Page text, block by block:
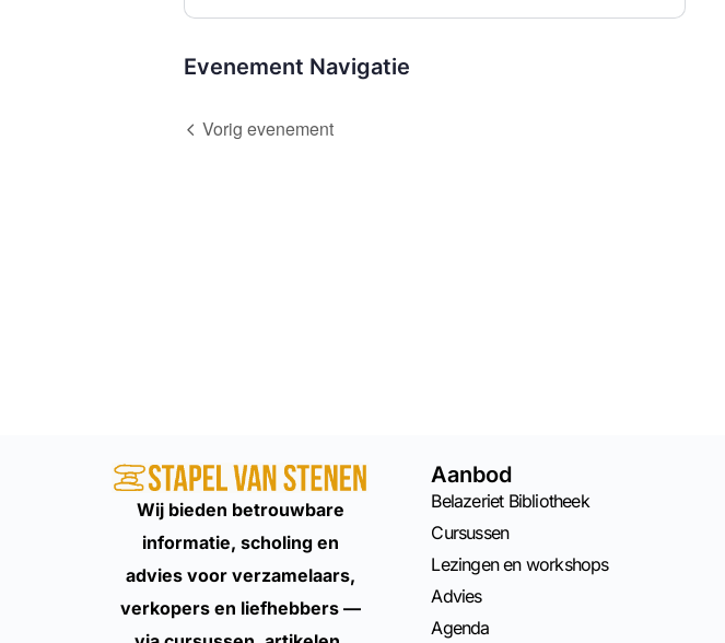
Evenement Navigatie
Vorig evenement
Wij bieden betrouwbare
informatie, scholing en
advies voor verzamelaars,
verkopers en liefhebbers —
Aanbod
Belazeriet Bibliotheek
Cursussen
Lezingen en workshops
Advies
Agenda